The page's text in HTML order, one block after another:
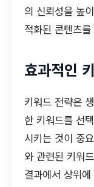
의 신뢰성을 높
적화된 콘텐츠
효과적인
키워드 전략은
한 키워드를 선
시키는 것이 중
와 관련된 키워
결과에서 상위